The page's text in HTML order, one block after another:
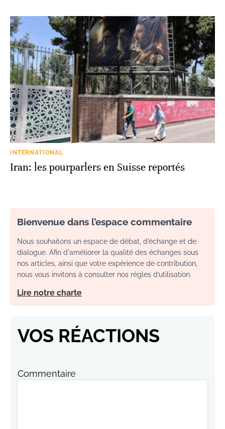
INTERNATIONAL
Iran: les pourparlers en Suisse reportés
Bienvenue dans l’espace commentaire
Nous souhaitons un espace de débat, d’échange et de
dialogue. Afin d'améliorer la qualité des échanges sous
nos articles, ainsi que votre expérience de contribution,
nous vous invitons à consulter nos règles d’utilisation.
Lire notre charte
VOS RÉACTIONS
Commentaire